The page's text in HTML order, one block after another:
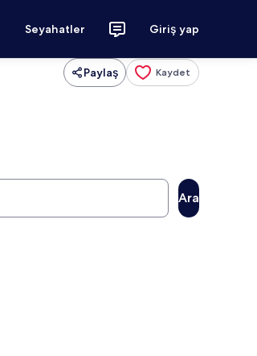
Seyahatler Giriş yap
Paylaş Kaydet
Ara